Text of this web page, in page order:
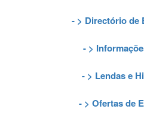
- > Directório de
- >
- > Lendas e
- > Ofertas de